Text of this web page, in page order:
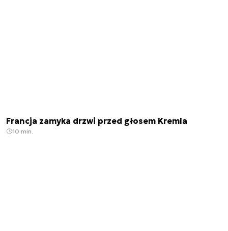
Francja zamyka drzwi przed głosem Kremla
10 min.